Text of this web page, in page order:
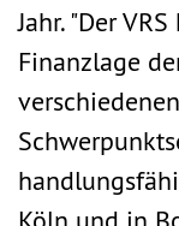
Jahr. "Der
Finanzlage